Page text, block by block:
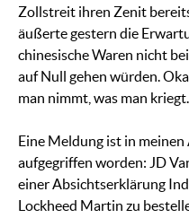
Zollstreit ihren Zenit
äußerte gestern die
chinesische Waren nicht
auf Null gehen würden.
man nimmt, was man kriegt.
Eine Meldung ist in
aufgegriffen worden: JD
einer Absichtserklärung
Lockheed Martin zu